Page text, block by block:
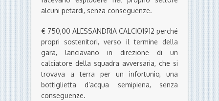
alcuni petardi, senza conseguenze.
€ 750,00 ALESSANDRIA CALCIO1912 perché
propri sostenitori, verso il termine della
gara, lanciavano in direzione di un
calciatore della squadra avversaria, che si
trovava a terra per un infortunio, una
bottiglietta d’acqua semipiena, senza
conseguenze.